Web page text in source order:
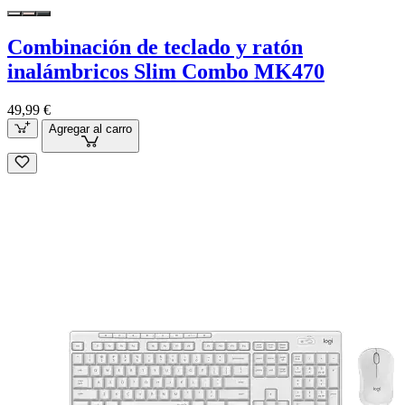
Combinación de teclado y ratón
inalámbricos Slim Combo MK470
49,99 €
Agregar al carro